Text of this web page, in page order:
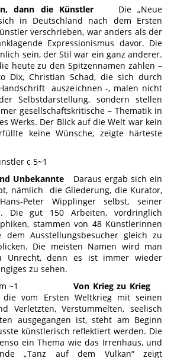
dann die Künstler Die „Neue
in Deutschland nach dem Ersten
verschrieben, war anders als der
Expressionismus davor. Die
sein, der Stil war ein ganz anderer.
heute zu den Spitzennamen zählen –
Dix, Christian Schad, die sich durch
auszeichnen -, malen nicht
Selbstdarstellung, sondern stellen
gesellschaftskritische – Thematik in
Werks. Der Blick auf die Welt war kein
keine Wünsche, zeigte härteste
Unbekannte Daraus ergab sich ein
nämlich die Gliederung, die Kurator,
Peter Wipplinger selbst, seiner
Die gut 150 Arbeiten, vordringlich
stammen von 48 Künstlerinnen
Ausstellungsbesucher gleich zu
Die meisten Namen wird man
Unrecht, denn es ist immer wieder
zu sehen.
Von Krieg zu Krieg
die vom Ersten Weltkrieg mit seinen
Verletzten, Verstümmelten, seelisch
ausgegangen ist, steht am Beginn
künstlerisch reflektiert werden. Die
ein Thema wie das Irrenhaus, und
„Tanz auf dem Vulkan“ zeigt